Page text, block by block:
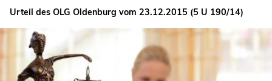
Urteil des OLG Oldenburg vom 23.12.2015 (5 U 190/14)